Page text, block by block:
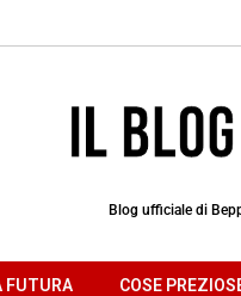
Blog ufficiale di
FUTURA COSE